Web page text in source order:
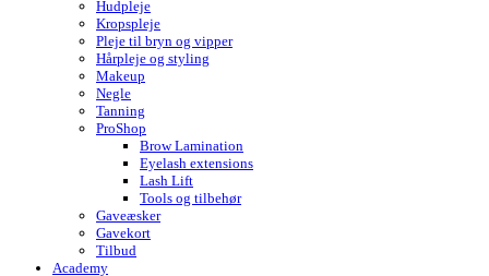
Hudpleje
Kropspleje
Pleje til bryn og vipper
Hårpleje og styling
Makeup
Negle
Tanning
ProShop
Brow Lamination
Eyelash extensions
Lash Lift
Tools og tilbehør
Gaveæsker
Gavekort
Tilbud
Academy